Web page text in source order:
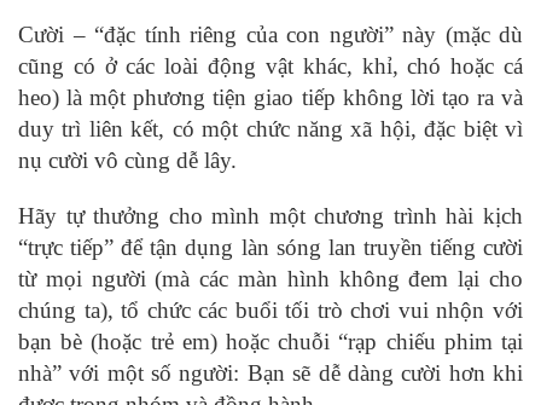
Cười – “đặc tính riêng của con người” này (mặc dù
cũng có ở các loài động vật khác, khỉ, chó hoặc cá
heo) là một phương tiện giao tiếp không lời tạo ra và
duy trì liên kết, có một chức năng xã hội, đặc biệt vì
nụ cười vô cùng dễ lây.
Hãy tự thưởng cho mình một chương trình hài kịch
“trực tiếp” để tận dụng làn sóng lan truyền tiếng cười
từ mọi người (mà các màn hình không đem lại cho
chúng ta), tổ chức các buổi tối trò chơi vui nhộn với
bạn bè (hoặc trẻ em) hoặc chuỗi “rạp chiếu phim tại
nhà” với một số người: Bạn sẽ dễ dàng cười hơn khi